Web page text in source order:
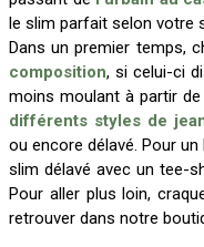
le slim parfait selon votre
Dans un premier temps,
composition, si celui-ci
moins moulant à partir
différents styles de
ou encore délavé. Pour
slim délavé avec un tee-
Pour aller plus loin,
retrouver dans notre